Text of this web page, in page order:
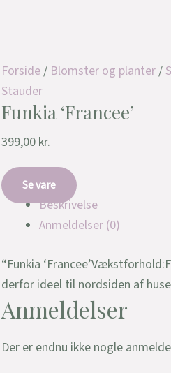
Forside/ Blomster og planter/
Stauder
Funkia ‘Francee’
399,00 kr.
Se vare
Beskrivelse
Anmeldelser (0)
“Funkia
derfor ideel til nordsiden af
Anmeldelser
Der er endnu ikke nogle